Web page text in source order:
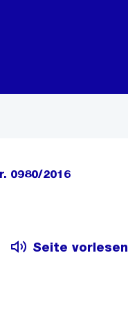
0980/2016
Seite vorlesen